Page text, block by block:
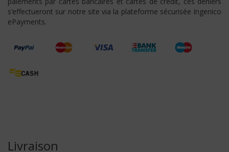
s’effectueront sur notre site via la plateforme sécurisée Ingenico
ePayments.
Livraison